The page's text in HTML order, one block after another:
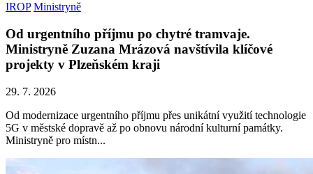
IROP Ministryně
Od urgentního příjmu po chytré tramvaje.
Ministryně Zuzana Mrázová navštívila klíčové
projekty v Plzeňském kraji
29. 7. 2026
Od modernizace urgentního příjmu přes unikátní využití technologie
5G v městské dopravě až po obnovu národní kulturní památky.
Ministryně pro místn...